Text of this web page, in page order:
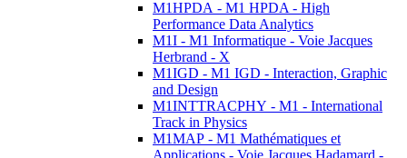
M1HPDA - M1 HPDA - High
Performance Data Analytics
M1I - M1 Informatique - Voie Jacques
Herbrand - X
M1IGD - M1 IGD - Interaction, Graphic
and Design
M1INTTRACPHY - M1 - International
Track in Physics
M1MAP - M1 Mathématiques et
Applications - Voie Jacques Hadamard -